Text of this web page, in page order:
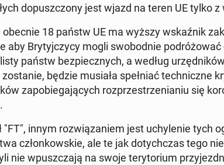
do­pusz­czo­ny jest wjazd na teren UE tylko
18 państw UE ma wyższy wskaź­nik
aby Bry­tyj­czy­cy mogli swo­bod­nie
państw bez­piecz­nych, a według
będzie musiała speł­niać tech­nicz­ne
za­po­bie­ga­ją­cych roz­prze­strze­nia­niu się
"FT", innym roz­wią­za­niem jest uchy­le­nie tych
człon­kow­skie, ale te jak do­tych­czas tego
nie wpusz­cza­ją na swoje te­ry­to­rium